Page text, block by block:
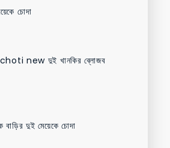
চোদা
new দুই খানকির ব্লোজব
বাড়ির দুই মেয়েকে চোদা